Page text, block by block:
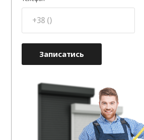
Записатись